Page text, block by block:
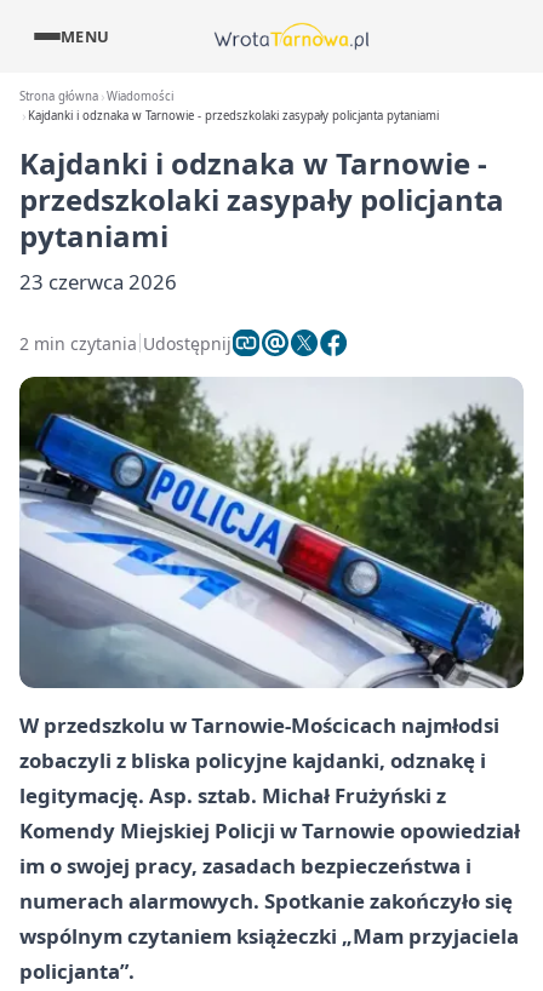
MENU
Strona główna Wiadomości
Kajdanki i odznaka w Tarnowie - przedszkolaki zasypały policjanta pytaniami
Kajdanki i odznaka w Tarnowie -
przedszkolaki zasypały policjanta
pytaniami
23 czerwca 2026
2 min czytania Udostępnij
W przedszkolu w Tarnowie-Mościcach najmłodsi
zobaczyli z bliska policyjne kajdanki, odznakę i
legitymację. Asp. sztab. Michał Frużyński z
Komendy Miejskiej Policji w Tarnowie opowiedział
im o swojej pracy, zasadach bezpieczeństwa i
numerach alarmowych. Spotkanie zakończyło się
wspólnym czytaniem książeczki „Mam przyjaciela
policjanta”.